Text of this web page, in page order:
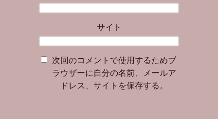
サイト
次回のコメントで使用するためブ
ラウザーに自分の名前、メールア
ドレス、サイトを保存する。